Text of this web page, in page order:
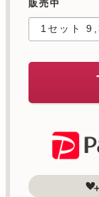
販売中